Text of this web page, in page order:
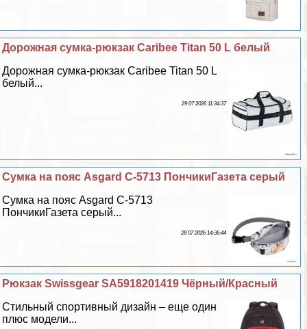
Дорожная сумка-рюкзак Caribee Titan 50 L белый
Дорожная сумка-рюкзак Caribee Titan 50 L
белый...
29 07 2026 11:34:37
Сумка на пояс Asgard С-5713 ПончикиГазета серый
Сумка на пояс Asgard С-5713
ПончикиГазета серый...
28 07 2026 14:36:44
Рюкзак Swissgear SA5918201419 Чёрный/Красный
Стильный спортивный дизайн – еще один
плюс модели...